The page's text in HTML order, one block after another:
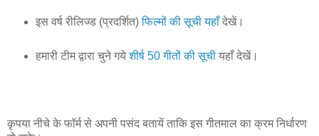
इस वर्ष रीलिज्ड (प्रदर्शित)फिल्मों की सूची यहाँदेखें।
हमारी टीम द्वारा चुने गयेशीर्ष 50 गीतों की सूचीयहाँ देखें।
कृपया नीचे के फॉर्म से अपनी पसंद बतायें ताकि इस गीतमाल का क्रम निर्धारण